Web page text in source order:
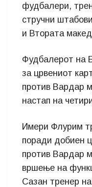
фудбалери,
стручни
и Втората
Фудбалерот на
за црвениот
против Вардар
настап на
Имери Флурим
поради добиен
против Вардар
вршење на
Сазан тренер